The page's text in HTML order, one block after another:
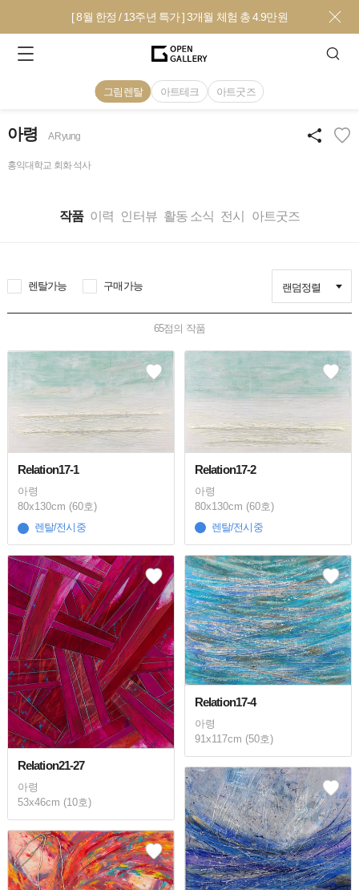
[ 8월 한정 / 13주년 특가 ] 3개월 체험 총 4.9만원
그림렌탈 아트테크 아트굿즈
아령 A Ryung
홍익대학교 회화 석사
작품 이력 인터뷰 활동 소식 전시 아트굿즈
렌탈가능 구매가능 랜덤정렬
65점의 작품
Relation17-1
아령
80x130cm (60호)
렌탈/전시중
Relation17-2
아령
80x130cm (60호)
렌탈/전시중
Relation21-27
아령
53x46cm (10호)
Relation17-4
아령
91x117cm (50호)